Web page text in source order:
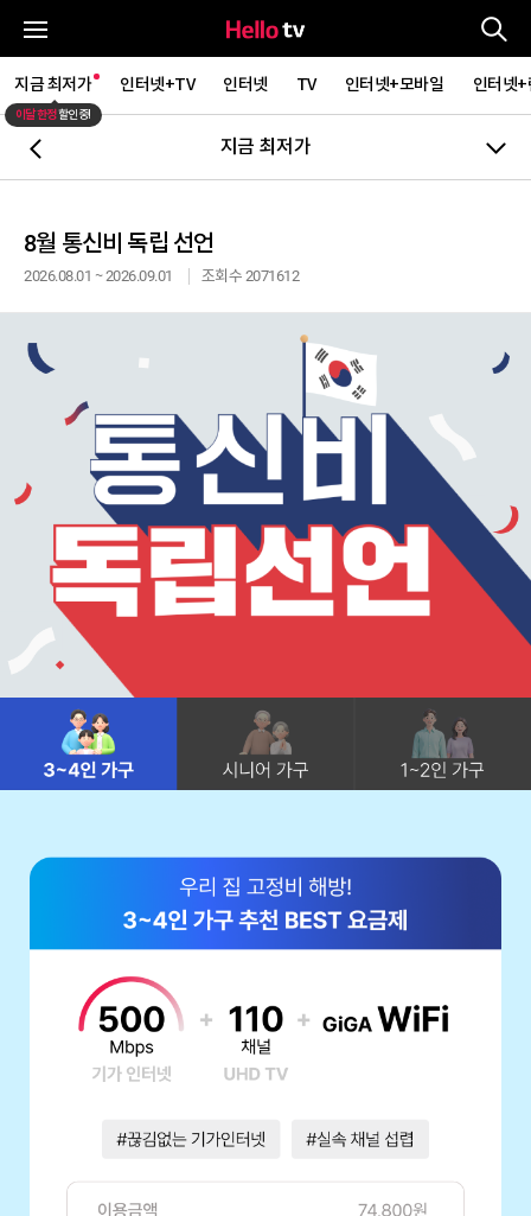
지금 최저가 인터넷+TV 인터넷 TV 인터넷+모바일 인터넷+
이달 한정할인중!
지금 최저가
8월 통신비 독립 선언
2026.08.01 ~ 2026.09.01 조회수 2071612